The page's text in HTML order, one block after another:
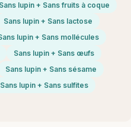
Sans lupin + Sans fruits à coque
Sans lupin + Sans lactose
lupin + Sans mollécules
Sans lupin + Sans œufs
Sans lupin + Sans sésame
Sans lupin + Sans sulfites